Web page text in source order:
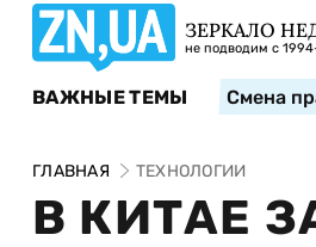
ЗЕРКАЛО
не подводим с
ВАЖНЫЕ ТЕМЫ Смена
ГЛАВНАЯ ТЕХНОЛОГИИ
В КИТАЕ